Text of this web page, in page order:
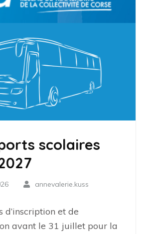
scolaires
annevalerie.kuss
d’inscription et de
avant le 31 juillet pour la